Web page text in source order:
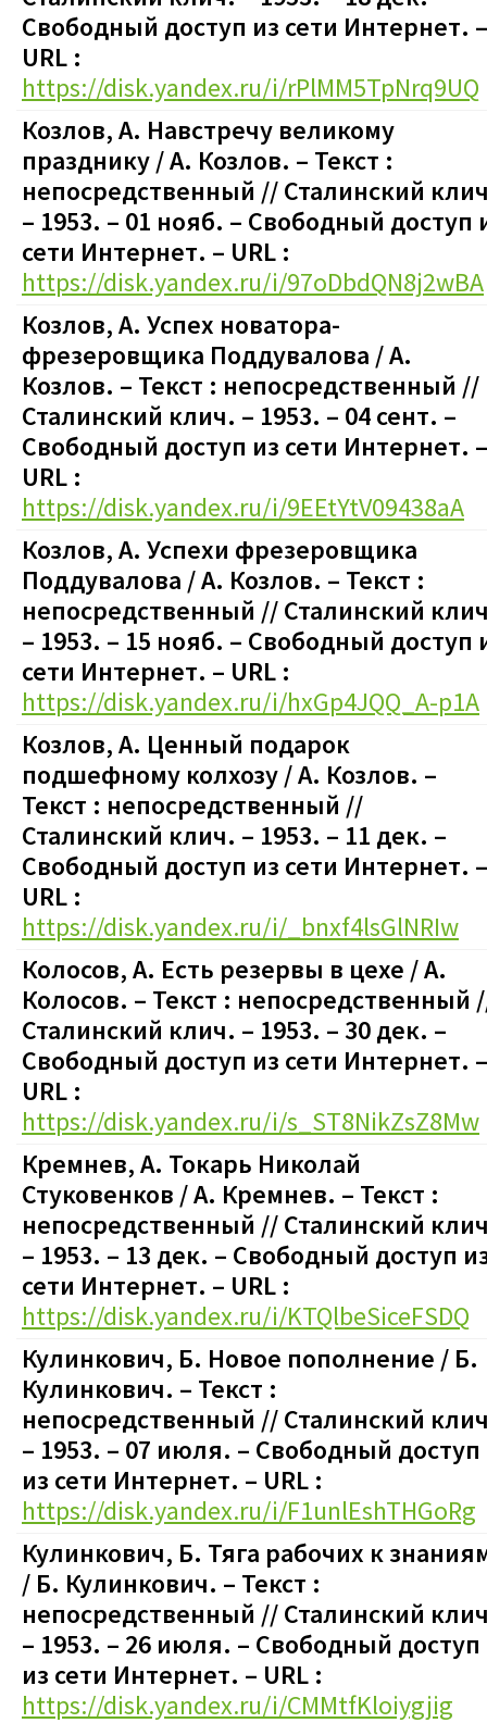
Свободный доступ из сети Интернет. –
URL :
https://disk.yandex.ru/i/rPlMM5TpNrq9UQ
Козлов, А. Навстречу великому
празднику / А. Козлов. – Текст :
непосредственный // Сталинский
– 1953. – 01 нояб. – Свободный доступ
сети Интернет. – URL :
https://disk.yandex.ru/i/97oDbdQN8j2wBA
Козлов, А. Успех новатора-
фрезеровщика Поддувалова / А.
Козлов. – Текст : непосредственный //
Сталинский клич. – 1953. – 04 сент. –
Свободный доступ из сети Интернет. –
URL :
https://disk.yandex.ru/i/9EEtYtV09438aA
Козлов, А. Успехи фрезеровщика
Поддувалова / А. Козлов. – Текст :
непосредственный // Сталинский
– 1953. – 15 нояб. – Свободный доступ
сети Интернет. – URL :
https://disk.yandex.ru/i/hxGp4JQQ_A-p1A
Козлов, А. Ценный подарок
подшефному колхозу / А. Козлов. –
Текст : непосредственный //
Сталинский клич. – 1953. – 11 дек. –
Свободный доступ из сети Интернет. –
URL :
https://disk.yandex.ru/i/_bnxf4lsGlNRIw
Колосов, А. Есть резервы в цехе / А.
Колосов. – Текст : непосредственный
Сталинский клич. – 1953. – 30 дек. –
Свободный доступ из сети Интернет. –
URL :
https://disk.yandex.ru/i/s_ST8NikZsZ8Mw
Кремнев, А. Токарь Николай
Стуковенков / А. Кремнев. – Текст :
непосредственный // Сталинский
– 1953. – 13 дек. – Свободный доступ
сети Интернет. – URL :
https://disk.yandex.ru/i/KTQlbeSiceFSDQ
Кулинкович, Б. Новое пополнение / Б.
Кулинкович. – Текст :
непосредственный // Сталинский
– 1953. – 07 июля. – Свободный доступ
из сети Интернет. – URL :
https://disk.yandex.ru/i/F1unlEshTHGoRg
Кулинкович, Б. Тяга рабочих к
/ Б. Кулинкович. – Текст :
непосредственный // Сталинский
– 1953. – 26 июля. – Свободный доступ
из сети Интернет. – URL :
https://disk.yandex.ru/i/CMMtfKloiygjig